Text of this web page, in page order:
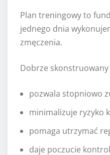
Plan treningowy to
jednego dnia
zmęczenia.
Dobrze skonstruowany
pozwala stopniowo
minimalizuje ryzyko
pomaga utrzymać
daje poczucie